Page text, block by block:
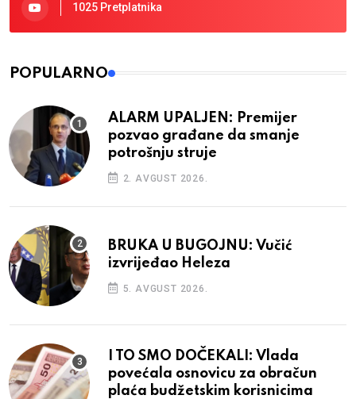
1025 Pretplatnika
POPULARNO
ALARM UPALJEN: Premijer
pozvao građane da smanje
potrošnju struje
2. AVGUST 2026.
BRUKA U BUGOJNU: Vučić
izvrijeđao Heleza
5. AVGUST 2026.
I TO SMO DOČEKALI: Vlada
povećala osnovicu za obračun
plaća budžetskim korisnicima